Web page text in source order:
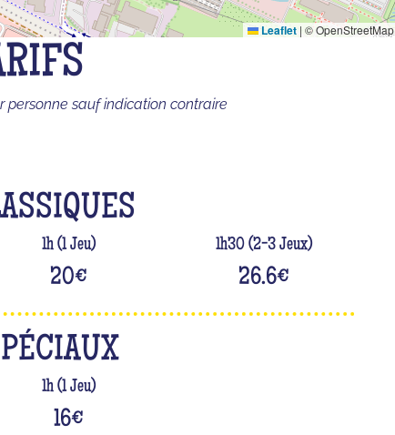
Leaflet | © OpenStreetMap
personne sauf indication contraire
1h (1 Jeu) 1h30 (2-3 Jeux)
20€ 26.6€
1h (1 Jeu)
16€